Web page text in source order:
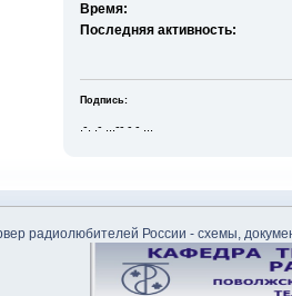
Время:
Последняя активность:
Подпись:
.-. .- ...-- - - ...